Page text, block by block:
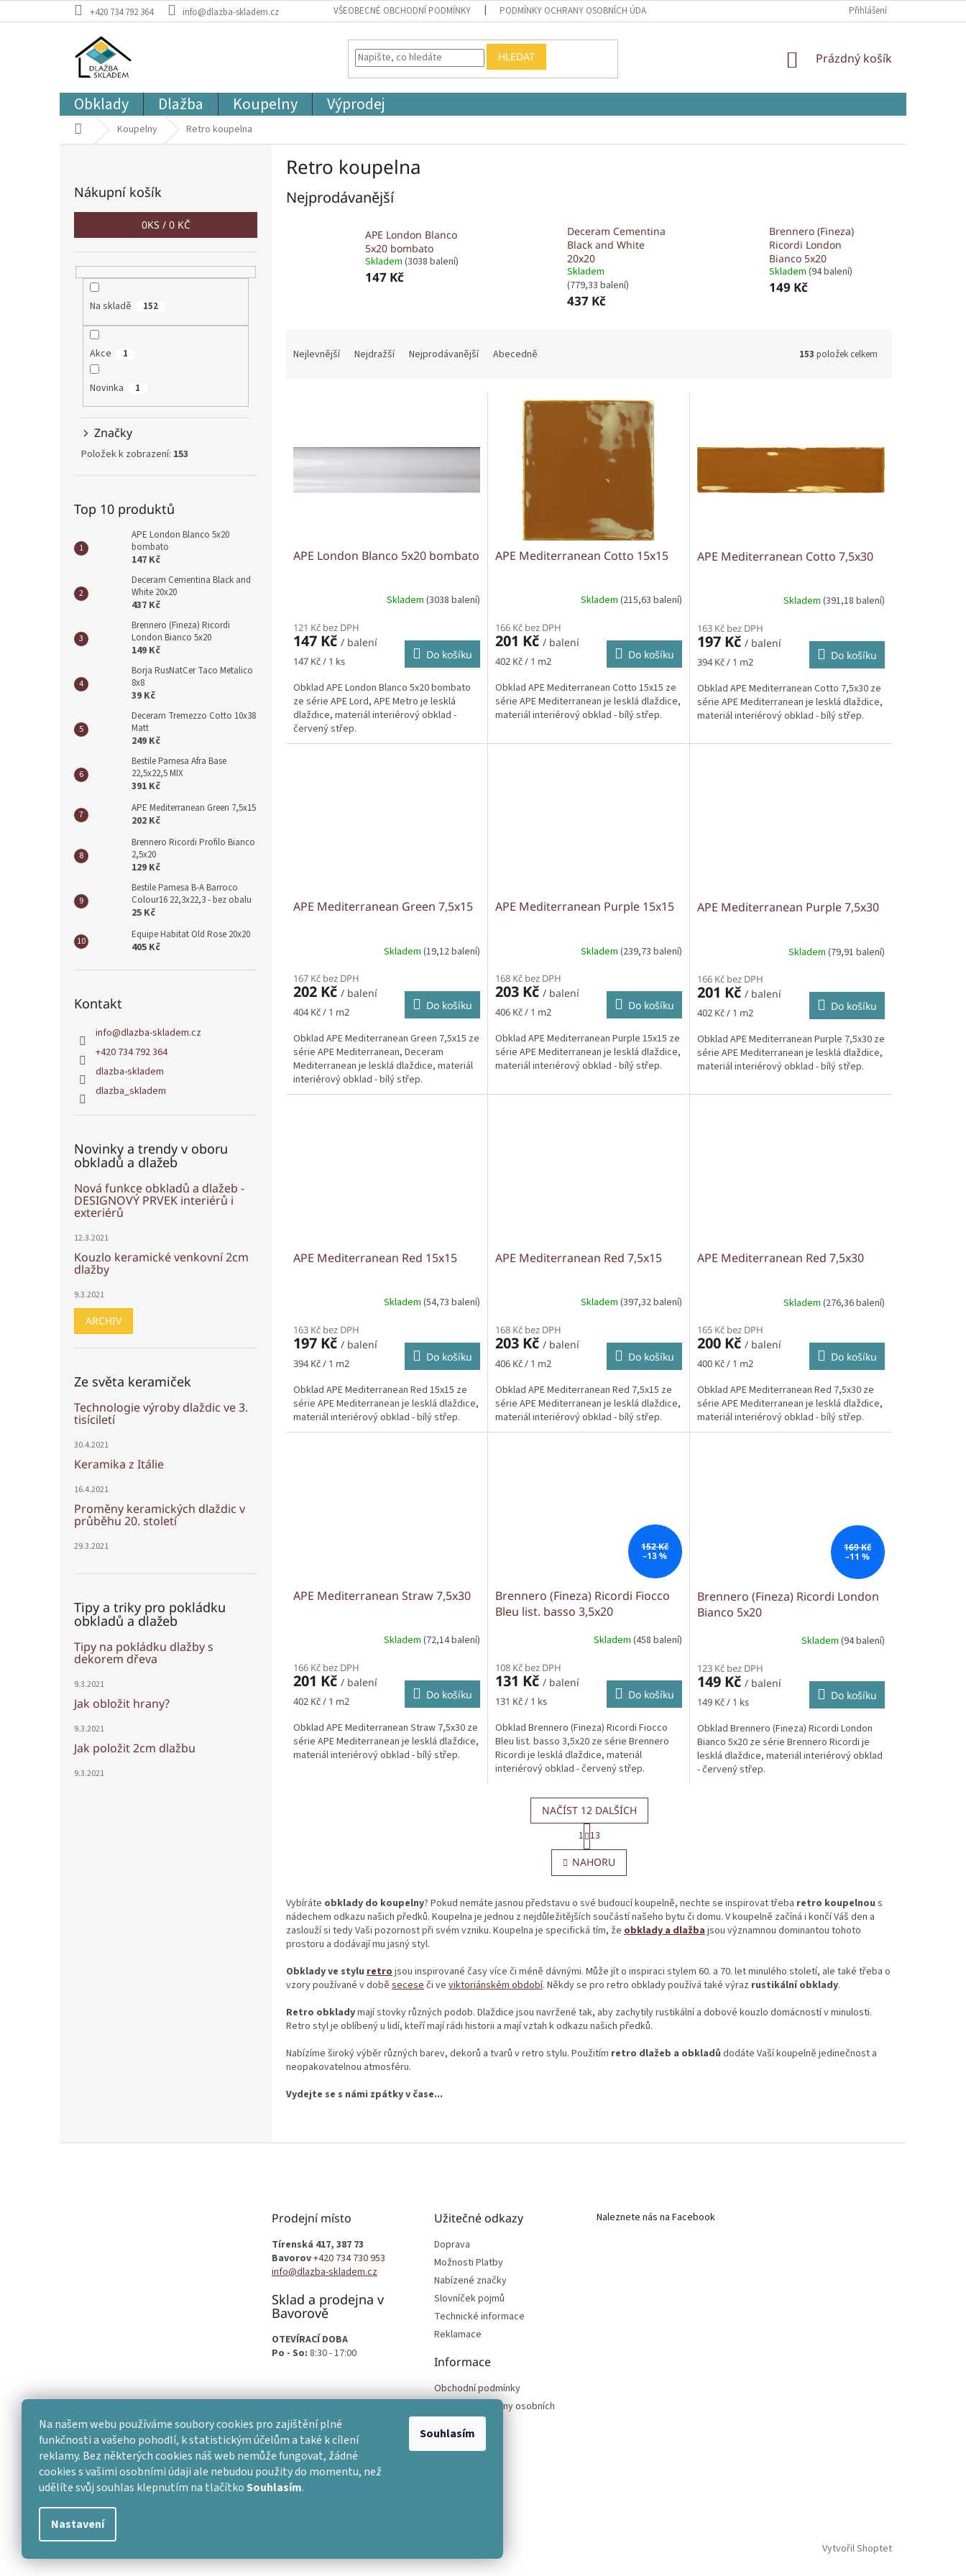
Na našem webu používáme soubory cookies pro zajištění plné
funkčnosti a vašeho pohodlí, k statistickým účelům a také k cílení
reklamy. Bez některých cookies náš web nemůže fungovat, žádné
cookies s vašimi osobními údaji ale nebudou použity do momentu, než
udělíte svůj souhlas klepnutím na tlačítkoSouhlasím.
Nastavení
Souhlasím
na
+420 734 792 364 info@dlazba-skladem.cz VŠEOBECNÉ OBCHODNÍ PODMÍNKY PODMÍNKY OCHRANY OSOBNÍCH ÚDAJŮ Přihlášení
HLEDAT
NÁKUPNÍ
Prázdný košík
Obklady Dlažba Koupelny Výprodej
Domů Koupelny Retro koupelna
Nákupní košík
0KS / 0 KČ
Na skladě 152
Akce 1
Novinka 1
Značky
Položek k zobrazení: 153
Top 10 produktů
APE London Blanco 5x20
bombato
147 Kč
Deceram Cementina Black and
White 20x20
437 Kč
Brennero (Fineza) Ricordi
London Bianco 5x20
149 Kč
Borja RusNatCer Taco Metalico
8x8
39 Kč
Deceram Tremezzo Cotto 10x38
Matt
249 Kč
Bestile Pamesa Afra Base
22,5x22,5 MIX
391 Kč
APE Mediterranean Green 7,5x15
202 Kč
Brennero Ricordi Profilo Bianco
2,5x20
129 Kč
Bestile Pamesa B-A Barroco
Colour16 22,3x22,3 - bez obalu
25 Kč
Equipe Habitat Old Rose 20x20
405 Kč
Kontakt
info@dlazba-skladem.cz
+420 734 792 364
dlazba-skladem
dlazba_skladem
Novinky a trendy v oboru
obkladů a dlažeb
Nová funkce obkladů a dlažeb -
DESIGNOVÝ PRVEK interiérů i
exteriérů
12.3.2021
Kouzlo keramické venkovní 2cm
dlažby
9.3.2021
ARCHIV
Ze světa keramiček
Technologie výroby dlaždic ve 3.
tisíciletí
30.4.2021
Keramika z Itálie
16.4.2021
Proměny keramických dlaždic v
průběhu 20. století
29.3.2021
Tipy a triky pro pokládku
obkladů a dlažeb
Tipy na pokládku dlažby s
dekorem dřeva
9.3.2021
Jak obložit hrany?
9.3.2021
Jak položit 2cm dlažbu
9.3.2021
Retro koupelna
Nejprodávanější
APE London Blanco
5x20 bombato
Skladem (3038 balení)
147 Kč
Deceram Cementina
Black and White
20x20
Skladem
(779,33 balení)
437 Kč
Brennero (Fineza)
Ricordi London
Bianco 5x20
Skladem (94 balení)
149 Kč
o
d
u
Nejlevnější Nejdražší Nejprodávanější Abecedně 153 položek celkem
p
APE London Blanco 5x20 bombato
Skladem (3038 balení)
121 Kč bez DPH
147 Kč / balení
Měrná
147 Kč / 1 ks Do košíku
Obklad APE London Blanco 5x20 bombato
ze série APE Lord, APE Metro je lesklá
dlaždice, materiál interiérový obklad -
červený střep.
APE Mediterranean Cotto 15x15
Skladem (215,63 balení)
166 Kč bez DPH
201 Kč / balení
Měrná
402 Kč / 1 m2 Do košíku
Obklad APE Mediterranean Cotto 15x15 ze
série APE Mediterranean je lesklá dlaždice,
materiál interiérový obklad - bílý střep.
APE Mediterranean Cotto 7,5x30
Skladem (391,18 balení)
163 Kč bez DPH
197 Kč / balení
Měrná
394 Kč / 1 m2 Do košíku
Obklad APE Mediterranean Cotto 7,5x30 ze
série APE Mediterranean je lesklá dlaždice,
materiál interiérový obklad - bílý střep.
APE Mediterranean Green 7,5x15
Skladem (19,12 balení)
167 Kč bez DPH
202 Kč / balení
Měrná
404 Kč / 1 m2 Do košíku
Obklad APE Mediterranean Green 7,5x15 ze
série APE Mediterranean, Deceram
Mediterranean je lesklá dlaždice, materiál
interiérový obklad - bílý střep.
APE Mediterranean Purple 15x15
Skladem (239,73 balení)
168 Kč bez DPH
203 Kč / balení
Měrná
406 Kč / 1 m2 Do košíku
Obklad APE Mediterranean Purple 15x15 ze
série APE Mediterranean je lesklá dlaždice,
materiál interiérový obklad - bílý střep.
APE Mediterranean Purple 7,5x30
Skladem (79,91 balení)
166 Kč bez DPH
201 Kč / balení
Měrná
402 Kč / 1 m2 Do košíku
Obklad APE Mediterranean Purple 7,5x30 ze
série APE Mediterranean je lesklá dlaždice,
materiál interiérový obklad - bílý střep.
APE Mediterranean Red 15x15
Skladem (54,73 balení)
163 Kč bez DPH
197 Kč / balení
Měrná
394 Kč / 1 m2 Do košíku
Obklad APE Mediterranean Red 15x15 ze
série APE Mediterranean je lesklá dlaždice,
materiál interiérový obklad - bílý střep.
APE Mediterranean Red 7,5x15
Skladem (397,32 balení)
168 Kč bez DPH
203 Kč / balení
Měrná
406 Kč / 1 m2 Do košíku
Obklad APE Mediterranean Red 7,5x15 ze
série APE Mediterranean je lesklá dlaždice,
materiál interiérový obklad - bílý střep.
APE Mediterranean Red 7,5x30
Skladem (276,36 balení)
165 Kč bez DPH
200 Kč / balení
Měrná
400 Kč / 1 m2 Do košíku
Obklad APE Mediterranean Red 7,5x30 ze
série APE Mediterranean je lesklá dlaždice,
materiál interiérový obklad - bílý střep.
APE Mediterranean Straw 7,5x30
Skladem (72,14 balení)
166 Kč bez DPH
201 Kč / balení
Měrná
402 Kč / 1 m2 Do košíku
Obklad APE Mediterranean Straw 7,5x30 ze
série APE Mediterranean je lesklá dlaždice,
materiál interiérový obklad - bílý střep.
152 Kč
–13 %
Brennero (Fineza) Ricordi Fiocco
Bleu list. basso 3,5x20
Skladem (458 balení)
108 Kč bez DPH
131 Kč / balení
Měrná
131 Kč / 1 ks Do košíku
Obklad Brennero (Fineza) Ricordi Fiocco
Bleu list. basso 3,5x20 ze série Brennero
Ricordi je lesklá dlaždice, materiál
interiérový obklad - červený střep.
169 Kč
–11 %
Brennero (Fineza) Ricordi London
Bianco 5x20
Skladem (94 balení)
123 Kč bez DPH
149 Kč / balení
Měrná
149 Kč / 1 ks Do košíku
Obklad Brennero (Fineza) Ricordi London
Bianco 5x20 ze série Brennero Ricordi je
lesklá dlaždice, materiál interiérový obklad
- červený střep.
O
v
l
d
a
c
í
r
v
k
y
v
ý
p
i
NAČÍST 12 DALŠÍCH
S
t
r
á
n
o
v
á
n
1 13
NAHORU
Vybíráte obklady do koupelny? Pokud nemáte jasnou představu o své budoucí koupelně, nechte se inspirovat třeba retro koupelnou s
nádechem odkazu našich předků. Koupelna je jednou z nejdůležitějších součástí našeho bytu či domu. V koupelně začíná i končí Váš den a
zaslouží si tedy Vaši pozornost při svém vzniku. Koupelna je specifická tím, že obklady a dlažba jsou významnou dominantou tohoto
prostoru a dodávají mu jasný styl.
Obklady ve stylu retro jsou inspirované časy více či méně dávnými. Může jít o inspiraci stylem 60. a 70. let minulého století, ale také třeba o
vzory používané v době secese či ve viktoriánském období. Někdy se pro retro obklady používá také výraz rustikální obklady.
Retro obkladymají stovky různých podob. Dlaždice jsou navržené tak, aby zachytily rustikální a dobové kouzlo domácností v minulosti.
Retro styl je oblíbený u lidí, kteří mají rádi historii a mají vztah k odkazu našich předků.
Nabízíme široký výběr různých barev, dekorů a tvarů v retro stylu. Použitím retro dlažeb a obkladů dodáte Vaší koupelně jedinečnost a
neopakovatelnou atmosféru.
Vydejte se s námi zpátky v čase...
Prodejní místo
Tírenská 417, 387 73
Bavorov+420 734 730 953
info@dlazba-skladem.cz
Sklad a prodejna v
Bavorově
OTEVÍRACÍ DOBA
Po - So: 8:30 - 17:00
Užitečné odkazy
Doprava
Možnosti Platby
Nabízené značky
Slovníček pojmů
Technické informace
Reklamace
Informace
Obchodní podmínky
Podmínky ochrany osobních
podmínek
Naleznete nás na Facebook
Vytvořil Shoptet